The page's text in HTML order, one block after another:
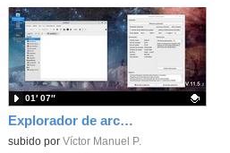
Explorador de archivos I - Crear carpetas o directorios
Contenido educativo.
subido por Víctor Manuel P.
01′ 07″